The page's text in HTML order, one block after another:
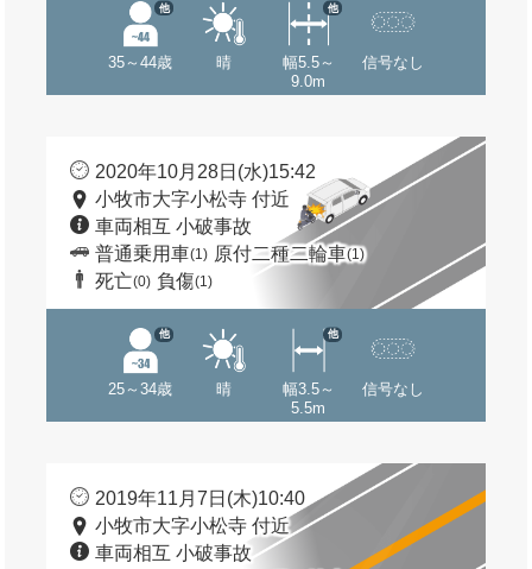
35～44歳
他
晴
幅5.5～
9.0m
他
信号なし
2020年10月28日(水)15:42
小牧市大字小松寺 付近
車両相互 小破事故
普通乗用車(1) 原付二種二輪車(1)
死亡(0) 負傷(1)
25～34歳
他
晴
幅3.5～
5.5m
他
信号なし
2019年11月7日(木)10:40
小牧市大字小松寺 付近
車両相互 小破事故